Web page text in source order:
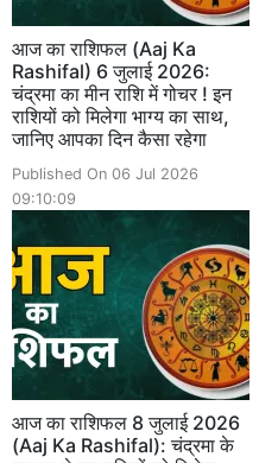
आज का राशिफल (Aaj Ka
Rashifal) 6 जुलाई 2026:
चंद्रमा का मीन राशि में गोचर ! इन
राशियों को मिलेगा भाग्य का साथ,
जानिए आपका दिन कैसा रहेगा
Published On 06 Jul 2026
09:10:09
आज का राशिफल 8 जुलाई 2026
(Aaj Ka Rashifal): चंद्रमा के